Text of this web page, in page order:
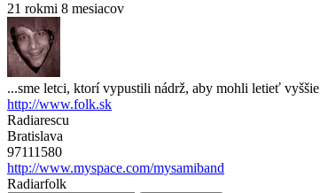
21 rokmi 8 mesiacov
...sme letci, ktorí vypustili nádrž, aby mohli letieť vyššie
http://www.folk.sk
Radiarescu
Bratislava
97111580
http://www.myspace.com/mysamiband
Radiarfolk